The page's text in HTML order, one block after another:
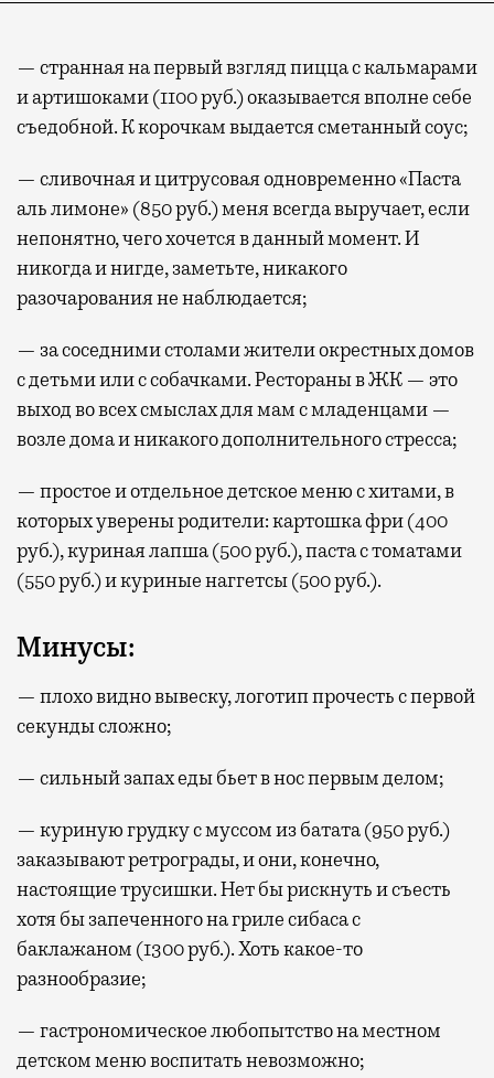
— странная на первый взгляд пицца с кальмарами
и артишоками (1100 руб.) оказывается вполне себе
съедобной. К корочкам выдается сметанный соус;
— сливочная и цитрусовая одновременно «Паста
аль лимоне» (850 руб.) меня всегда выручает, если
непонятно, чего хочется в данный момент. И
никогда и нигде, заметьте, никакого
разочарования не наблюдается;
— за соседними столами жители окрестных домов
с детьми или с собачками. Рестораны в ЖК — это
выход во всех смыслах для мам с младенцами —
возле дома и никакого дополнительного стресса;
— простое и отдельное детское меню с хитами, в
которых уверены родители: картошка фри (400
руб.), куриная лапша (500 руб.), паста с томатами
(550 руб.) и куриные наггетсы (500 руб.).
Минусы:
— плохо видно вывеску, логотип прочесть с первой
секунды сложно;
— сильный запах еды бьет в нос первым делом;
— куриную грудку с муссом из батата (950 руб.)
заказывают ретрограды, и они, конечно,
настоящие трусишки. Нет бы рискнуть и съесть
хотя бы запеченного на гриле сибаса с
баклажаном (1300 руб.). Хоть какое-то
разнообразие;
— гастрономическое любопытство на местном
детском меню воспитать невозможно;